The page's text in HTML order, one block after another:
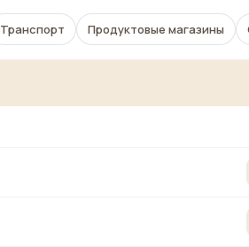
Транспорт Продуктовые магазины